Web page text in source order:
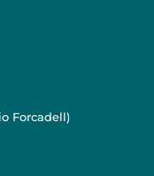
Forcadell)